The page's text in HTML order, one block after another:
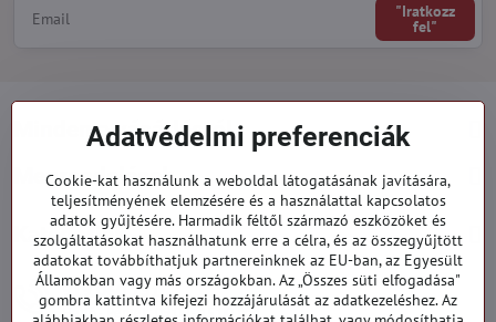
"Iratkozz
fel"
Minden a vásárlásról
Megrendelések
Kategóriák
919 060 751
Hétfő - Péntek: 09:00 - 15:00 hod.
Adatvédelmi preferenciák
Cookie-kat használunk a weboldal látogatásának javítására,
teljesítményének elemzésére és a használattal kapcsolatos
adatok gyűjtésére. Harmadik féltől származó eszközöket és
szolgáltatásokat használhatunk erre a célra, és az összegyűjtött
adatokat továbbíthatjuk partnereinknek az EU-ban, az Egyesült
Államokban vagy más országokban. Az „Összes süti elfogadása"
gombra kattintva kifejezi hozzájárulását az adatkezeléshez. Az